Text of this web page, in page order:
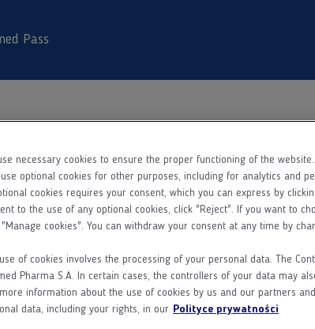
Pass
Dane
podstawowe
Rejestracja
Kim jesteś?
Lekarzem Farmaceutą
necessary cookies to ensure the proper functioning of the
optional cookies for other purposes, including for analytics and
cookies requires your consent, which you can express by
to the use of any optional cookies, click "Reject". If you want to
cookies". You can withdraw your consent at any time by
of cookies involves the processing of your personal data. The
Pharma S.A. In certain cases, the controllers of your data may
information about the use of cookies by us and our partners
data, including your rights, in our Polityce prywatności